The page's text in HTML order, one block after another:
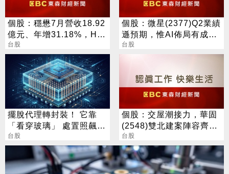
個股：穩懋7月營收18.92
億元、年增31.18%，H2
旺季到來，雙成長引擎啟
動
台股
個股：微星(2377)Q2業績
遜預期，惟AI佈局有成股
價震盪走多，週一大拉尾
台股
擺脫代理轉封裝！ 它靠
「看穿玻璃」 處置照飆2
漲停
台股
個股：交屋潮接力，華固
(2548)雙北建案陣容齊
發，下半年營運攀高峰
台股